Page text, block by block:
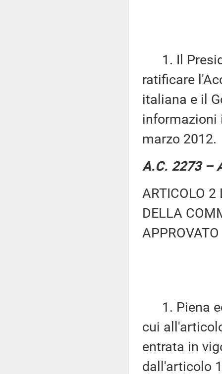
1. Il
ratificare
italiana e il
informazioni
marzo 2012.
A.C. 2273 –
ARTICOLO 2
DELLA
1. Piena
cui
entrata in
dall'articolo